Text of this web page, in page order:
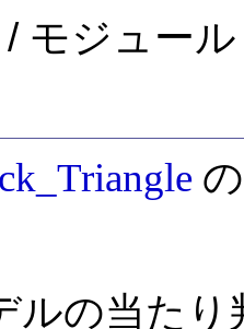
モジュー
ルの当たり